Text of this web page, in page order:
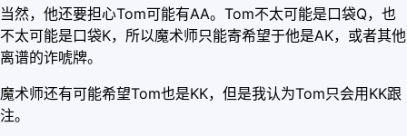
当然，他还要担心Tom可能有AA。Tom不太可能是口袋Q，也
不太可能是口袋K，所以魔术师只能寄希望于他是AK，或者其他
离谱的诈唬牌。
魔术师还有可能希望Tom也是KK，但是我认为Tom只会用KK跟
注。